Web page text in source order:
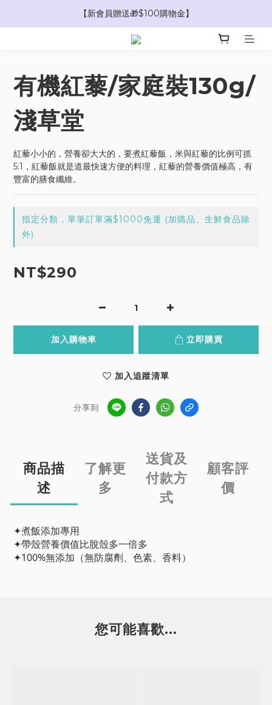
【新會員贈送🎁$100購物金】
【新會員贈送🎁$100購物金】
【新會員贈送🎁$1000優惠券抵用大禮包】
有機紅藜/家庭裝130g/
淺草堂
紅藜小小的，營養卻大大的，要煮紅藜飯，米與紅藜的比例可抓
5:1，紅藜飯就是道最快速方便的料理，紅藜的營養價值極高，有
豐富的膳食纖維。
指定分類，單筆訂單滿$1000免運 (加購品、生鮮食品除
外)
NT$290
加入購物車 立即購買
加入追蹤清單
分享到
商品描
述
了解更
多
送貨及
付款方
式
顧客評
價
✦煮飯添加專用
✦帶殼營養價值比脫殼多一倍多
✦100%無添加（無防腐劑、色素、香料）
您可能喜歡...